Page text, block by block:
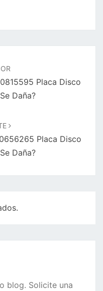
Placa Disco
Daña?
Placa Disco
Daña?
blog. Solicite una